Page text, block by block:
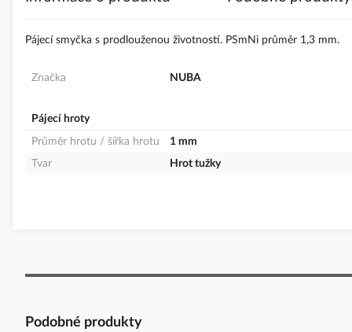
Pájecí smyčka s prodlouženou životností. PSmNi průměr 1,3 mm.
Značka NUBA
Pájecí hroty
Průměr hrotu / šířka hrotu
1 mm
Tvar
Hrot tužky
Podobné produkty